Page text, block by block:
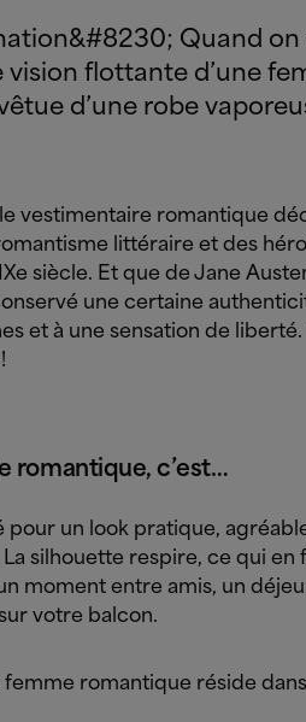
Quand
vision flottante d’une
d’une robe
vestimentaire romantique
littéraire et des
siècle. Et que de Jane
une certaine
et à une sensation de
romantique, c’est…
pour un look pratique,
silhouette respire, ce qui en
moment entre amis, un
votre balcon.
femme romantique réside